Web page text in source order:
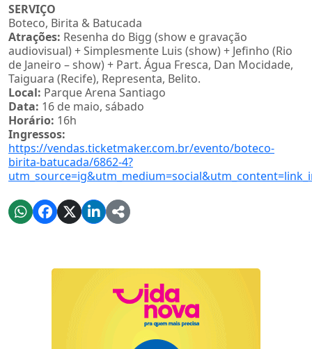
SERVIÇO
Boteco, Birita & Batucada
Atrações: Resenha do Bigg (show e gravação
audiovisual) + Simplesmente Luis (show) + Jefinho (Rio
de Janeiro – show) + Part. Água Fresca, Dan Mocidade,
Taiguara (Recife), Representa, Belito.
Local: Parque Arena Santiago
Data: 16 de maio, sábado
Horário: 16h
Ingressos:
https://vendas.ticketmaker.com.br/evento/boteco-
birita-batucada/6862-4?